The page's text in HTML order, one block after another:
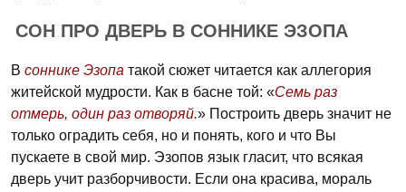
СОН ПРО ДВЕРЬ В СОННИКЕ ЭЗОПА
В соннике Эзопа такой сюжет читается как аллегория
житейской мудрости. Как в басне той: «Семь раз
отмерь, один раз отворяй.» Построить дверь значит не
только оградить себя, но и понять, кого и что Вы
пускаете в свой мир. Эзопов язык гласит, что всякая
дверь учит разборчивости. Если она красива, мораль